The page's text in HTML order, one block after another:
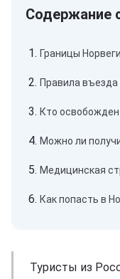
Границы
Правила
Кто освобожден
Можно ли
Медицинская
Как попасть в
Туристы из